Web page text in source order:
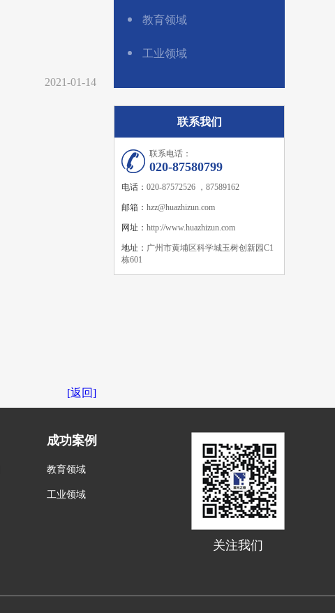
2021-01-14
[返回]
教育领域
工业领域
联系我们
联系电话：
020-87580799
电话： 020-87572526 ，87589162
邮箱： hzz@huazhizun.com
网址： http://www.huazhizun.com
地址： 广州市黄埔区科学城玉树创新园C1
栋601
成功案例
教育领域
工业领域
关注我们